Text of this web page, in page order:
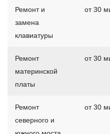
Ремонт и
замена
клавиатуры
от 30
Ремонт
материнской
платы
от 30
Ремонт
северного и
от 30